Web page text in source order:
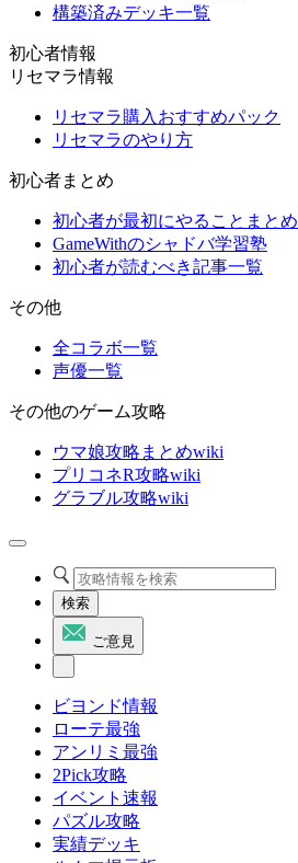
構築済みデッキ一覧
初心者情報
リセマラ情報
リセマラ購入おすすめパック
リセマラのやり方
初心者まとめ
初心者が最初にやることまとめ
GameWithのシャドバ学習塾
初心者が読むべき記事一覧
その他
全コラボ一覧
声優一覧
その他のゲーム攻略
ウマ娘攻略まとめwiki
プリコネR攻略wiki
グラブル攻略wiki
検索
ご意見
ビヨンド情報
ローテ最強
アンリミ最強
2Pick攻略
イベント速報
パズル攻略
実績デッキ